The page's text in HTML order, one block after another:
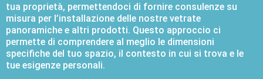
tua proprietà, permettendoci di fornire consulenze su
misura per l’installazione delle nostre vetrate
panoramiche e altri prodotti. Questo approccio ci
permette di comprendere al meglio le dimensioni
specifiche del tuo spazio, il contesto in cui si trova e le
tue esigenze personali.